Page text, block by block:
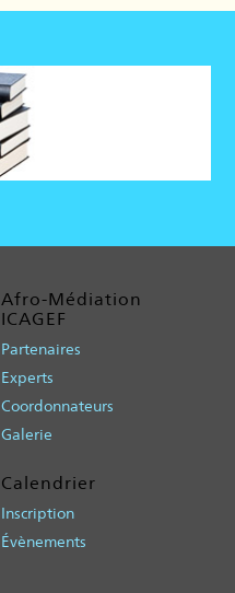
Afro-Médiation
ICAGEF
Partenaires
Experts
Coordonnateurs
Galerie
Calendrier
Inscription
Évènements